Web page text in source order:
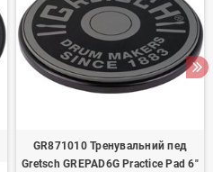
GR871010 Тренувальний пед
Gretsch GREPAD6G Practice Pad 6"